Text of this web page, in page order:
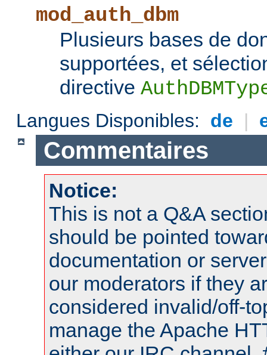
mod_auth_dbm
Plusieurs bases de
supportées, et
directive
Langues Disponibles: de |
Commentaires
Notice:
This is not a Q&A
should be pointed
documentation or
our moderators if they
considered invalid/off-
manage the Apache